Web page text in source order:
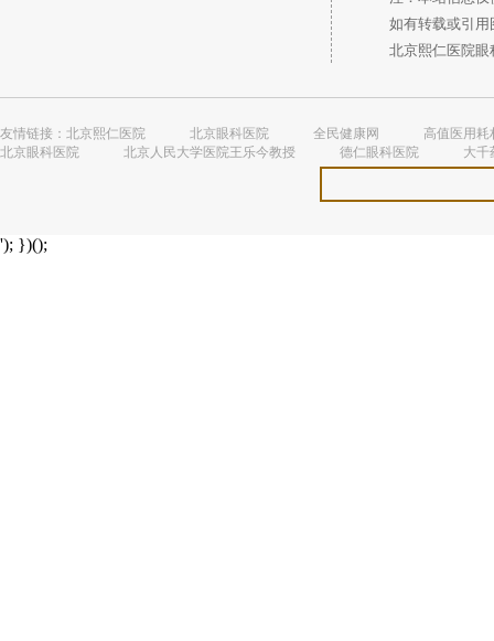
如有转载或引用
北京熙仁医院眼
友情链接： 北京熙仁医院 北京眼科医院 全民健康网
高值医用耗
北京眼科医院
北京人民大学医院王乐今教授 德仁眼科医院 大千
'); })();